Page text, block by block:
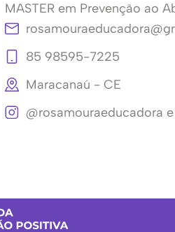
MASTER em Prevenção ao
85 98595-7225
Maracanaú - CE
@rosamouraeducadora